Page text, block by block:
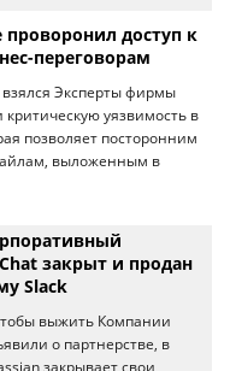
доступ к
переговорам
взялся Эксперты фирмы
уязвимость в
позволяет посторонним
выложенным в
закрыт и продан
Slack
выжить Компании
о партнерстве, в
закрывает свои